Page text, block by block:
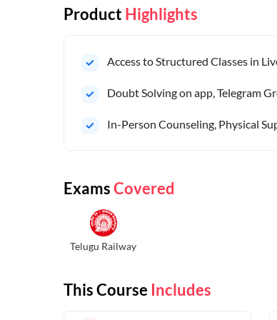
Product Highlights
Access to Structured Classes in
Doubt Solving on app, Telegram
In-Person Counseling, Physical
ExamsCovered
Telugu Railway
This Course Includes